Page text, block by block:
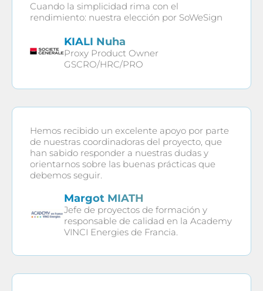
Cuando la simplicidad rima con el
rendimiento: nuestra elección por SoWeSign
KIALI Nuha
Proxy Product Owner
GSCRO/HRC/PRO
Hemos recibido un excelente apoyo por parte
de nuestras coordinadoras del proyecto, que
han sabido responder a nuestras dudas y
orientarnos sobre las buenas prácticas que
debemos seguir.
Margot MIATH
Jefe de proyectos de formación y
responsable de calidad en la Academy
VINCI Energies de Francia.